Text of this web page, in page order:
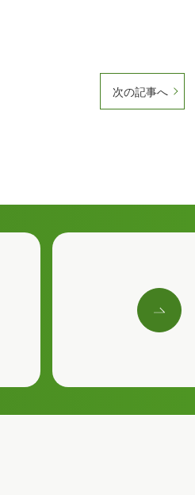
次の記事へ